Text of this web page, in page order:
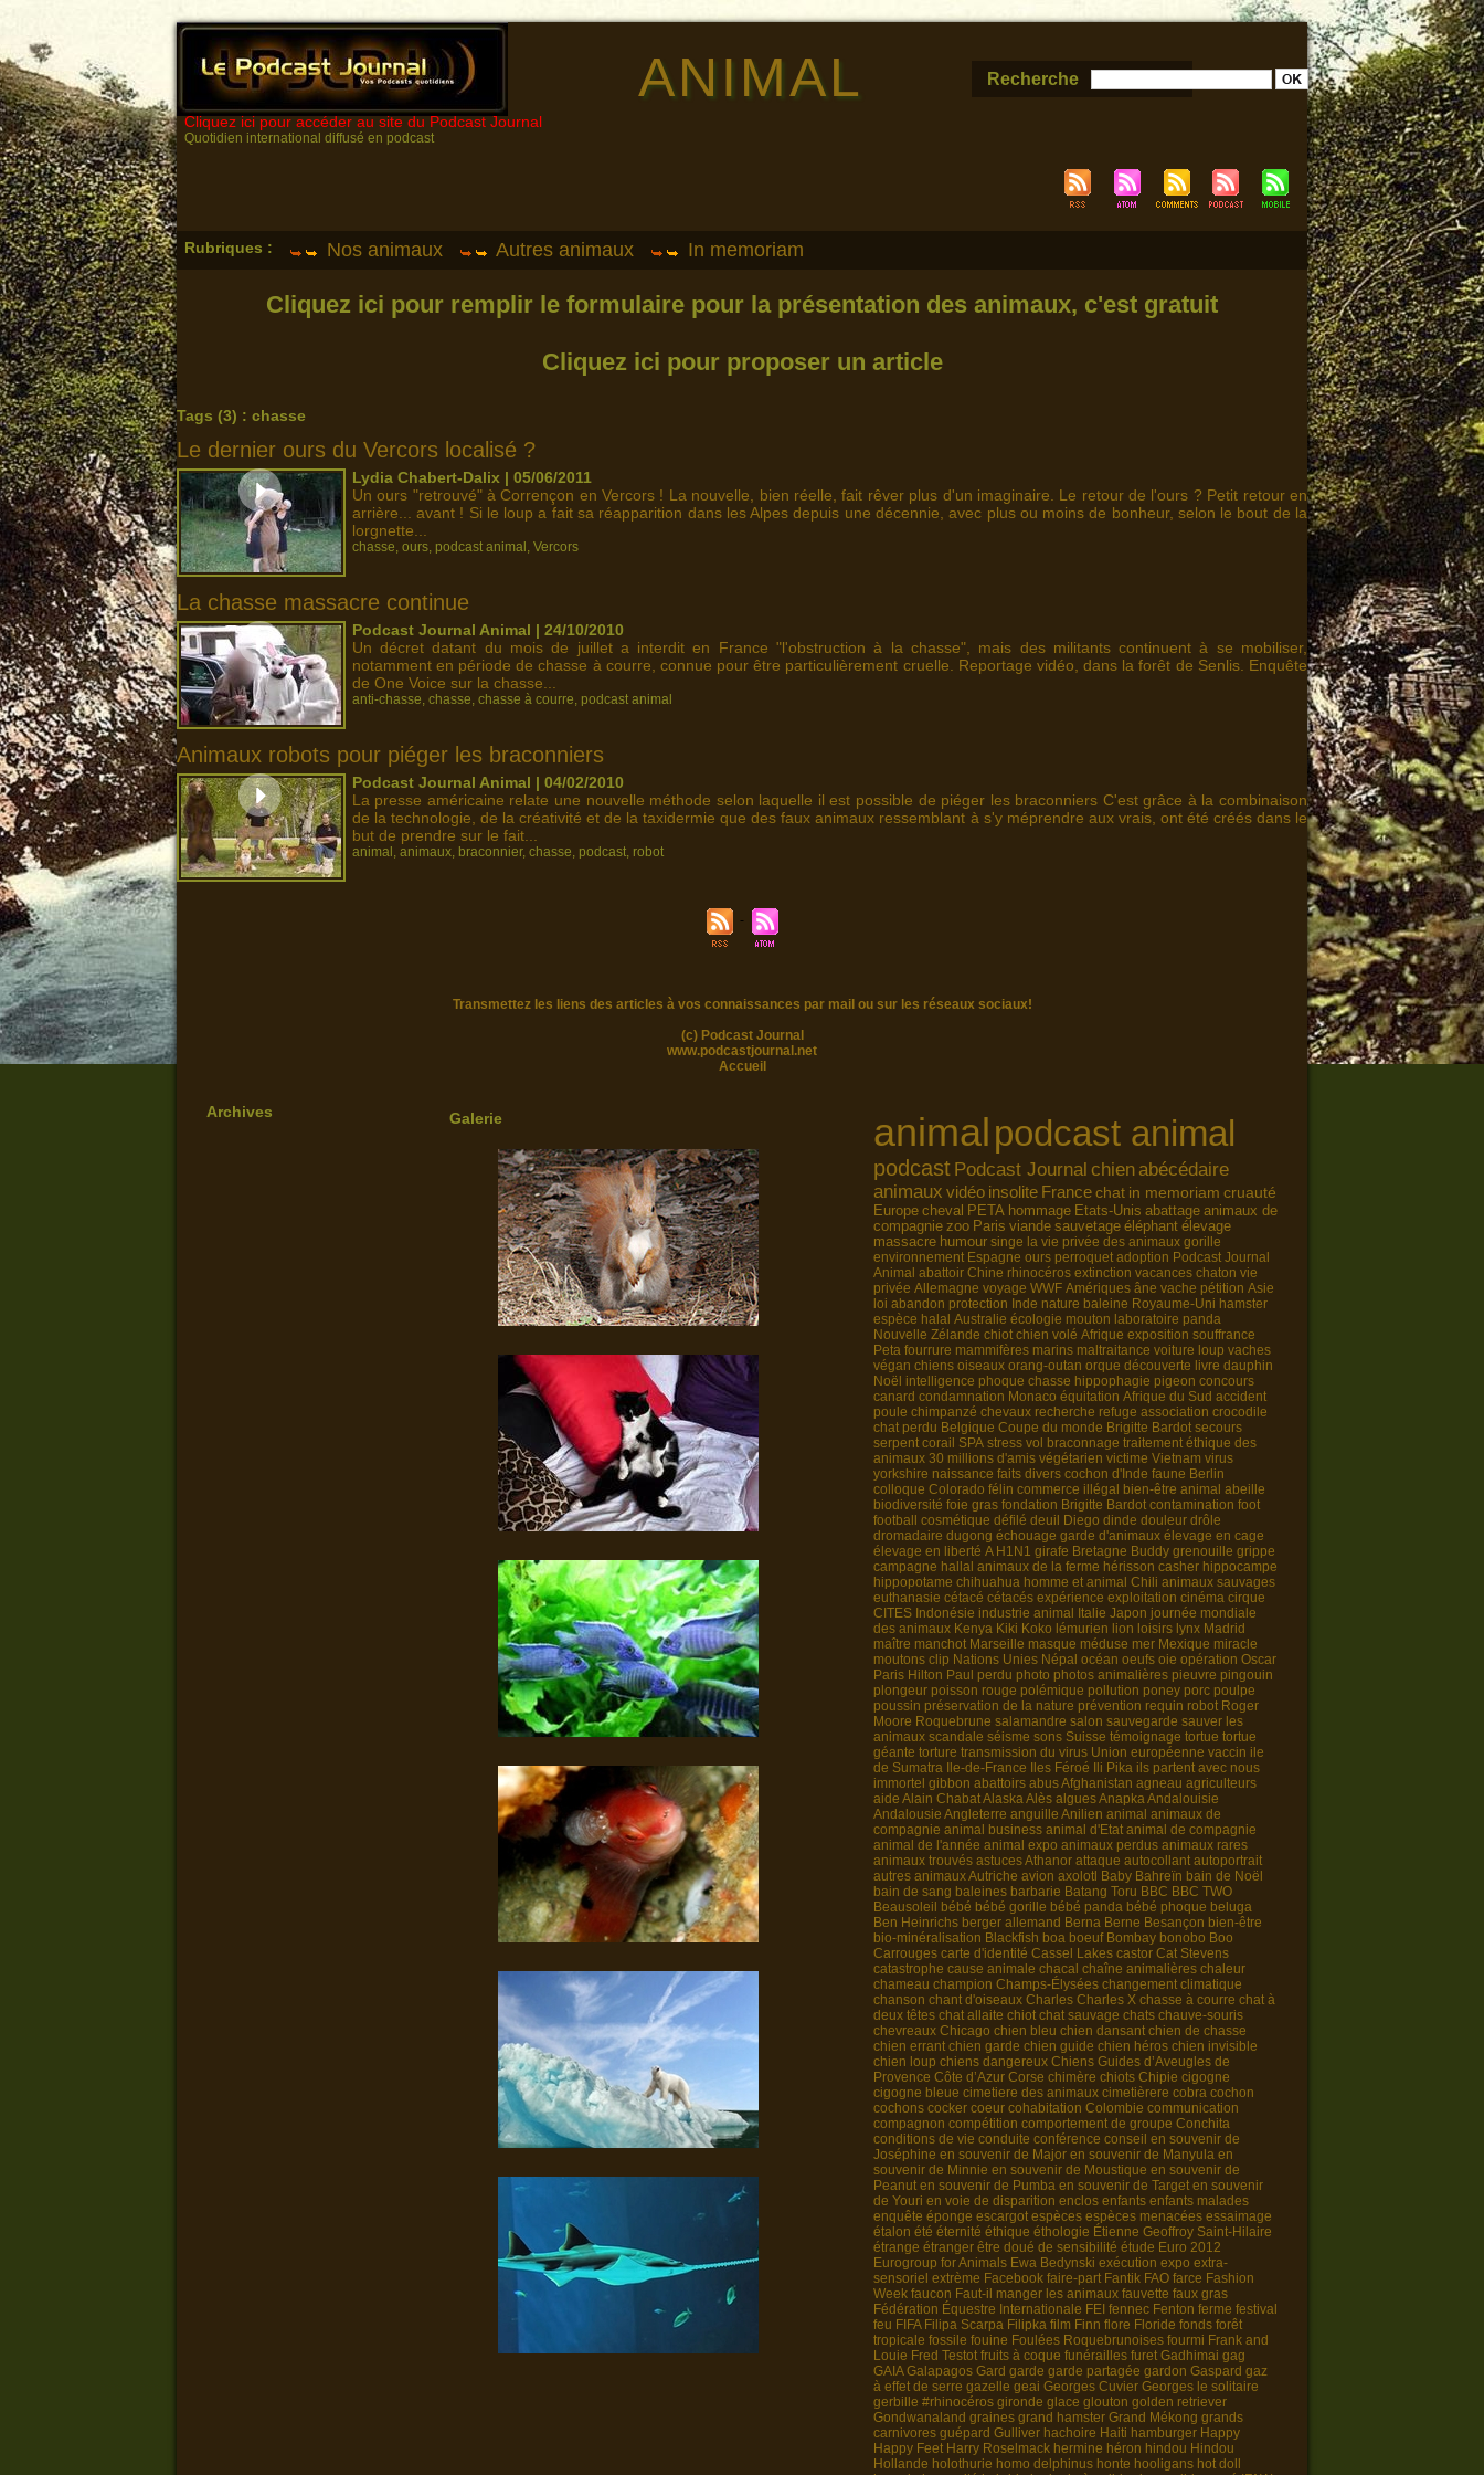
ANIMAL Recherche
Cliquez ici pour accéder au site du Podcast Journal
Quotidien international diffusé en podcast
Rubriques : Nos animaux Autres animaux In memoriam
Cliquez ici pour remplir le formulaire pour la présentation des animaux, c'est gratuit
Cliquez ici pour proposer un article
Tags (3) : chasse
Le dernier ours du Vercors localisé ?
Lydia Chabert-Dalix | 05/06/2011
Un ours "retrouvé" à Corrençon en Vercors ! La nouvelle, bien réelle, fait rêver plus d'un imaginaire. Le retour de l'ours ? Petit retour en
arrière... avant ! Si le loup a fait sa réapparition dans les Alpes depuis une décennie, avec plus ou moins de bonheur, selon le bout de la
lorgnette...
chasse, ours, podcast animal , Vercors
La chasse massacre continue
Podcast Journal Animal | 24/10/2010
Un décret datant du mois de juillet a interdit en France "l'obstruction à la chasse", mais des militants continuent à se mobiliser,
notamment en période de chasse à courre, connue pour être particulièrement cruelle. Reportage vidéo, dans la forêt de Senlis. Enquête
de One Voice sur la chasse...
anti-chasse, chasse, chasse à courre, podcast animal
Animaux robots pour piéger les braconniers
Podcast Journal Animal | 04/02/2010
La presse américaine relate une nouvelle méthode selon laquelle il est possible de piéger les braconniers C'est grâce à la combinaison
de la technologie, de la créativité et de la taxidermie que des faux animaux ressemblant à s'y méprendre aux vrais, ont été créés dans le
but de prendre sur le fait...
animal , animaux, braconnier, chasse, podcast, robot
Transmettez les liens des articles à vos connaissances par mail ou sur les réseaux sociaux!
(c) Podcast Journal
www.podcastjournal.net
Accueil
Archives Galerie animalpodcast animal
podcast Podcast Journal chien abécédaire
animaux vidéo insolite Francechat in memoriam cruauté
Europe cheval PETA hommage Etats-Unis abattage animaux de
compagnie zoo Paris viande sauvetage éléphant élevage
massacre humour singe la vie privée des animaux gorille
environnement Espagne ours perroquet adoption Podcast Journal
Animal abattoir Chine rhinocéros extinction vacances chaton vie
privée Allemagne voyage WWF Amériques âne vache pétition Asie
loi abandon protection Inde nature baleine Royaume-Uni hamster
espèce halal Australie écologie mouton laboratoire panda
Nouvelle Zélande chiot chien volé Afrique exposition souffrance
Peta fourrure mammifères marins maltraitance voiture loup vaches
végan chiens oiseaux orang-outan orque découverte livre dauphin
Noël intelligence phoque chasse hippophagie pigeon concours
canard condamnation Monaco équitation Afrique du Sud accident
poule chimpanzé chevaux recherche refuge association crocodile
chat perdu Belgique Coupe du monde Brigitte Bardot secours
serpent corail SPA stress vol braconnage traitement éthique des
animaux 30 millions d'amis végétarien victime Vietnam virus
yorkshire naissance faits divers cochon d'Inde faune Berlin
colloque Colorado félin commerce illégal bien-être animal abeille
biodiversité foie gras fondation Brigitte Bardot contamination foot
football
cosmétique défilé deuil Diego dinde douleur drôle
dromadaire dugong échouage garde d'animaux élevage en cage
élevage en liberté A H1N1 girafe Bretagne Buddy grenouille grippe
campagne hallal animaux de la ferme hérisson casher hippocampe
hippopotame chihuahua homme et animal Chili animaux sauvages
euthanasie cétacé cétacés expérience exploitation cinéma cirque
CITES Indonésie industrie animal Italie Japon journée mondiale
des animaux Kenya Kiki Koko lémurien lion loisirs lynx Madrid
maître manchot Marseille masque méduse mer Mexique miracle
moutons clip Nations Unies Népal océan oeufs oie opération Oscar
Paris Hilton Paul perdu photo photos animalières pieuvre pingouin
plongeur poisson rouge polémique pollution poney porc poulpe
poussin préservation de la nature prévention requin robot Roger
Moore Roquebrune salamandre salon sauvegarde sauver les
animaux scandale séisme sons Suisse témoignage tortue tortue
géante torture transmission du virus Union européenne vaccin ile
de Sumatra
Ile-de-France Iles Féroé Ili Pika ils partent avec nous
immortel gibbon abattoirs abusAfghanistan agneau agriculteurs
aide Alain ChabatAlaskaAlès alguesAnapkaAndalouisie
Andalousie Angleterre anguille Anilien animal animaux de
compagnie animal business animal d'Etat animal de compagnie
animal de l'année animal expo animaux perdus animaux rares
animaux trouvés astucesAthanor attaque autocollant autoportrait
autres animauxAutriche avion axolotl Baby Bahreïn bain de Noël
bain de sang baleines barbarie Batang Toru BBC BBC TWO
Beausoleil
bébé bébé gorille bébé panda bébé phoque beluga
Ben Heinrichs berger allemand Berna Berne Besançon bien-être
bio-minéralisation Blackfish boa boeuf Bombay bonobo Boo
Carrouges carte d'identité Cassel Lakes castor Cat Stevens
catastrophe cause animale chacal chaîne animalières chaleur
chameau champion Champs-Élysées changement climatique
chanson chant d'oiseaux Charles Charles X chasse à courre chat à
deux têtes chat allaite chiot chat sauvage chats chauve-souris
chevreaux Chicago chien bleu chien dansant chien de chasse
chien errant chien garde chien guide chien héros chien invisible
chien loup chiens dangereux Chiens Guides d’Aveugles de
Provence Côte d’Azur Corse chimère chiots Chipie cigogne
cigogne bleue cimetiere des animaux cimetièrere cobra cochon
cochons cocker coeur cohabitation Colombie communication
compagnon compétition comportement de groupe Conchita
conditions de vie conduite conférence conseil en souvenir de
Joséphine en souvenir de Major en souvenir de Manyula en
souvenir de Minnie en souvenir de Moustique en souvenir de
Peanut en souvenir de Pumba en souvenir de Target en souvenir
de Youri en voie de disparition enclos enfants enfants malades
enquête éponge escargot espèces espèces menacées essaimage
étalon été éternité éthique éthologie Étienne Geoffroy Saint-Hilaire
étrange étranger être doué de sensibilité étude Euro 2012
Eurogroup for Animals Ewa Bedynski exécution expo extra-
sensoriel extrème Facebook faire-part Fantik FAO farce Fashion
Week faucon Faut-il manger les animaux fauvette faux gras
Fédération Équestre Internationale FEI fennec Fenton ferme festival
feu FIFA Filipa Scarpa Filipka film Finn flore Floride fonds forêt
tropicale fossile fouine Foulées Roquebrunoises fourmi Frank and
Louie Fred Testot fruits à coque funérailles furet Gadhimai gag
GAIA Galapagos Gard garde garde partagée gardon Gaspard gaz
à effet de serre gazelle geai Georges Cuvier Georges le solitaire
gerbille #rhinocéros gironde glace glouton golden retriever
Gondwanaland graines grand hamster Grand Mékong grands
carnivores guépard Gulliver hachoire Haiti hamburger Happy
Happy Feet Harry Roselmack hermine héron hindou Hindou
Hollande holothurie homo delphinus honte hooligans hot doll